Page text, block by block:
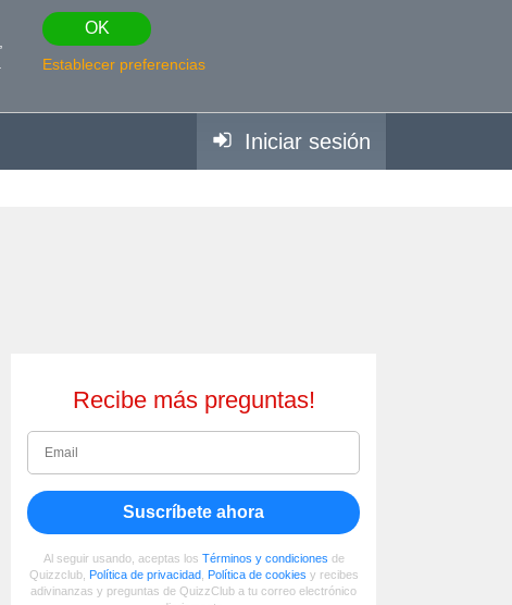
OK
Establecer preferencias
Iniciar sesión
Recibe más preguntas!
Suscríbete ahora
Al seguir usando, aceptas los Términos y condiciones de
Quizzclub, Política de privacidad, Política de cookies y recibes
adivinanzas y preguntas de QuizzClub a tu correo electrónico